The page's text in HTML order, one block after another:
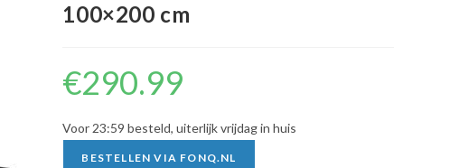
100×200 cm
€290.99
Voor 23:59 besteld, uiterlijk vrijdag in huis
BESTELLEN VIA FONQ.NL